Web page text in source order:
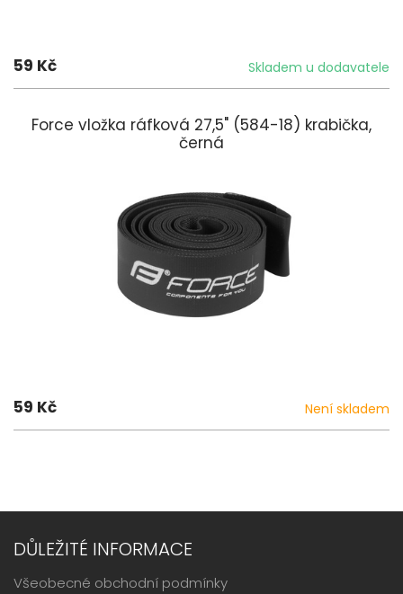
59 Kč Skladem u dodavatele
Force vložka ráfková 27,5" (584-18) krabička,
černá
59 Kč Není skladem
DŮLEŽITÉ INFORMACE
Všeobecné obchodní podmínky